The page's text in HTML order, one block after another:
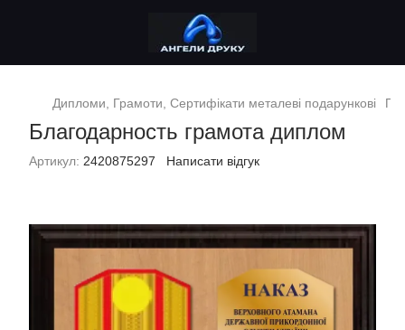
Дипломи, Грамоти, Сертифікати металеві подарункові
Благодарность грамота диплом
Артикул: 2420875297 Написати відгук